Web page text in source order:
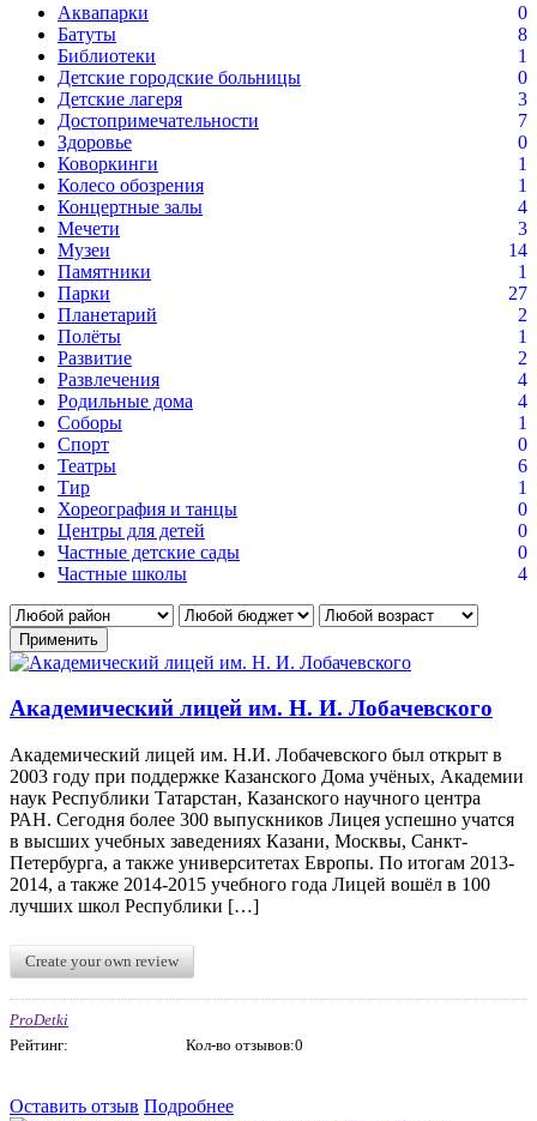
Аквапарки
0
Батуты
8
Библиотеки
1
Детские городские больницы
0
Детские лагеря
3
Достопримечательности
7
Здоровье
0
Коворкинги
1
Колесо обозрения
1
Концертные залы
4
Мечети
3
Музеи
14
Памятники
1
Парки
27
Планетарий
2
Полёты
1
Развитие
2
Развлечения
4
Родильные дома
4
Соборы
1
Спорт
0
Театры
6
Тир
1
Хореография и танцы
0
Центры для детей
0
Частные детские сады
0
Частные школы
4
Применить
Академический лицей им. Н. И. Лобачевского
Академический лицей им. Н.И. Лобачевского был открыт в
2003 году при поддержке Казанского Дома учёных, Академии
наук Республики Татарстан, Казанского научного центра
РАН. Сегодня более 300 выпускников Лицея успешно учатся
в высших учебных заведениях Казани, Москвы, Санкт-
Петербурга, а также университетах Европы. По итогам 2013-
2014, а также 2014-2015 учебного года Лицей вошёл в 100
лучших школ Республики […]
Create your own review
ProDetki
Рейтинг:
Кол-во отзывов:0
Оставить отзыв Подробнее